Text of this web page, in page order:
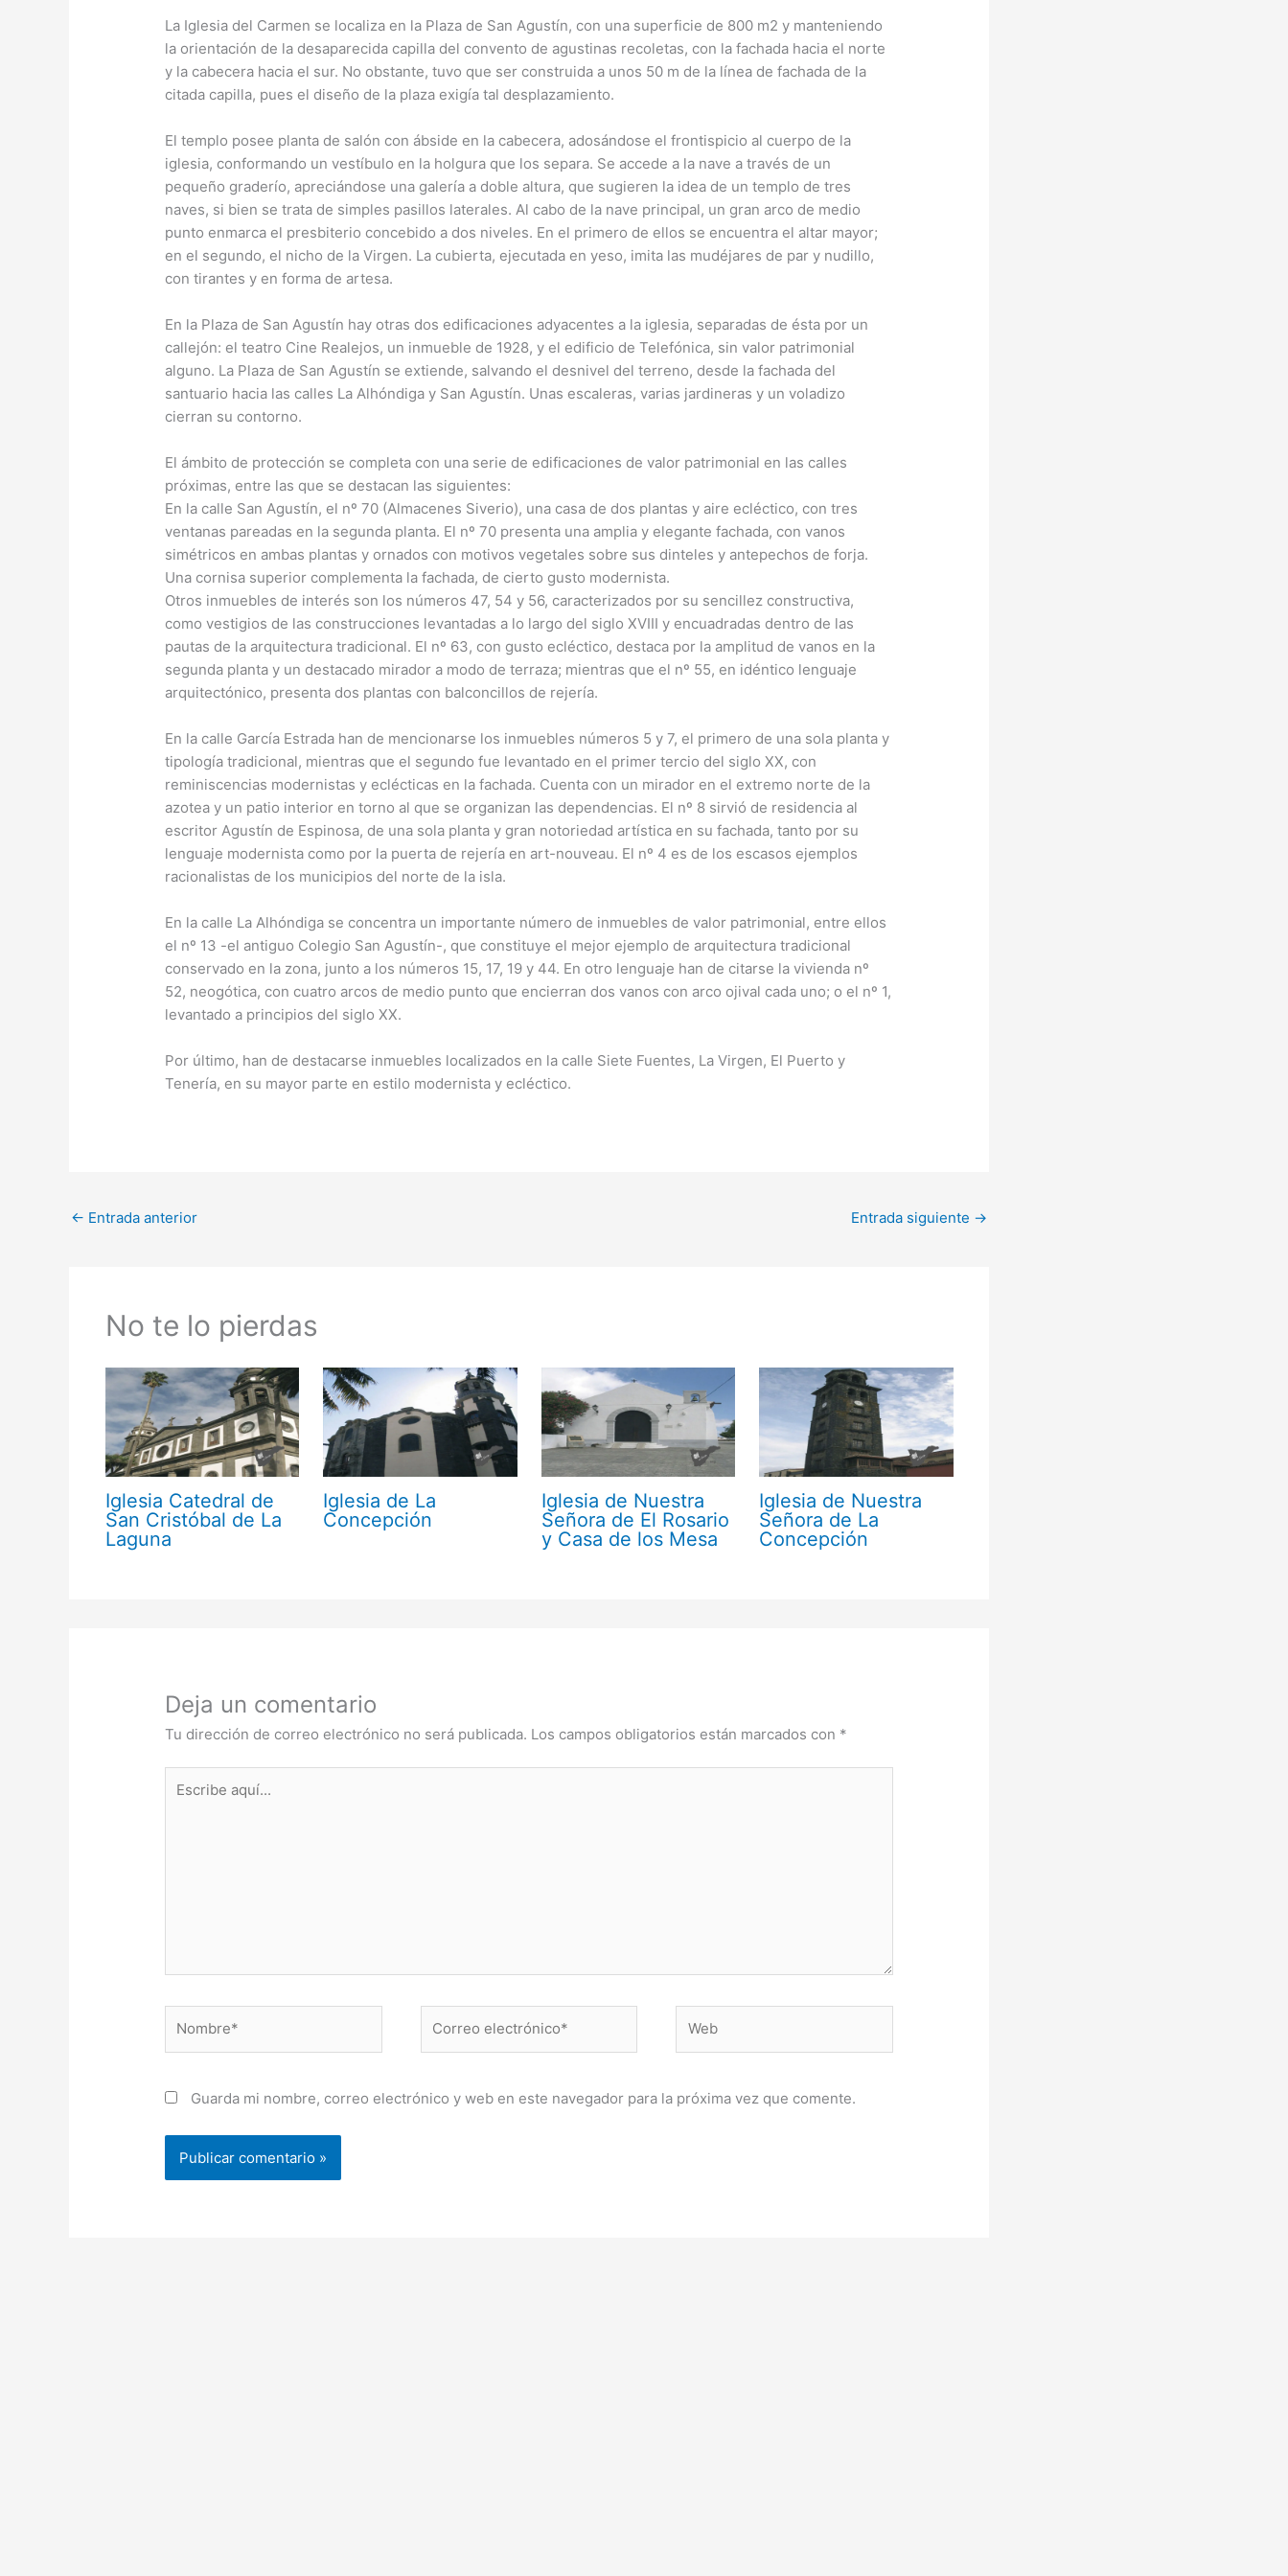
La Iglesia del Carmen se localiza en la Plaza de San Agustín, con una superficie de 800 m2 y manteniendo
la orientación de la desaparecida capilla del convento de agustinas recoletas, con la fachada hacia el norte
y la cabecera hacia el sur. No obstante, tuvo que ser construida a unos 50 m de la línea de fachada de la
citada capilla, pues el diseño de la plaza exigía tal desplazamiento.
El templo posee planta de salón con ábside en la cabecera, adosándose el frontispicio al cuerpo de la
iglesia, conformando un vestíbulo en la holgura que los separa. Se accede a la nave a través de un
pequeño graderío, apreciándose una galería a doble altura, que sugieren la idea de un templo de tres
naves, si bien se trata de simples pasillos laterales. Al cabo de la nave principal, un gran arco de medio
punto enmarca el presbiterio concebido a dos niveles. En el primero de ellos se encuentra el altar mayor;
en el segundo, el nicho de la Virgen. La cubierta, ejecutada en yeso, imita las mudéjares de par y nudillo,
con tirantes y en forma de artesa.
En la Plaza de San Agustín hay otras dos edificaciones adyacentes a la iglesia, separadas de ésta por un
callejón: el teatro Cine Realejos, un inmueble de 1928, y el edificio de Telefónica, sin valor patrimonial
alguno. La Plaza de San Agustín se extiende, salvando el desnivel del terreno, desde la fachada del
santuario hacia las calles La Alhóndiga y San Agustín. Unas escaleras, varias jardineras y un voladizo
cierran su contorno.
El ámbito de protección se completa con una serie de edificaciones de valor patrimonial en las calles
próximas, entre las que se destacan las siguientes:
En la calle San Agustín, el nº 70 (Almacenes Siverio), una casa de dos plantas y aire ecléctico, con tres
ventanas pareadas en la segunda planta. El nº 70 presenta una amplia y elegante fachada, con vanos
simétricos en ambas plantas y ornados con motivos vegetales sobre sus dinteles y antepechos de forja.
Una cornisa superior complementa la fachada, de cierto gusto modernista.
Otros inmuebles de interés son los números 47, 54 y 56, caracterizados por su sencillez constructiva,
como vestigios de las construcciones levantadas a lo largo del siglo XVIII y encuadradas dentro de las
pautas de la arquitectura tradicional. El nº 63, con gusto ecléctico, destaca por la amplitud de vanos en la
segunda planta y un destacado mirador a modo de terraza; mientras que el nº 55, en idéntico lenguaje
arquitectónico, presenta dos plantas con balconcillos de rejería.
En la calle García Estrada han de mencionarse los inmuebles números 5 y 7, el primero de una sola planta y
tipología tradicional, mientras que el segundo fue levantado en el primer tercio del siglo XX, con
reminiscencias modernistas y eclécticas en la fachada. Cuenta con un mirador en el extremo norte de la
azotea y un patio interior en torno al que se organizan las dependencias. El nº 8 sirvió de residencia al
escritor Agustín de Espinosa, de una sola planta y gran notoriedad artística en su fachada, tanto por su
lenguaje modernista como por la puerta de rejería en art-nouveau. El nº 4 es de los escasos ejemplos
racionalistas de los municipios del norte de la isla.
En la calle La Alhóndiga se concentra un importante número de inmuebles de valor patrimonial, entre ellos
el nº 13 -el antiguo Colegio San Agustín-, que constituye el mejor ejemplo de arquitectura tradicional
conservado en la zona, junto a los números 15, 17, 19 y 44. En otro lenguaje han de citarse la vivienda nº
52, neogótica, con cuatro arcos de medio punto que encierran dos vanos con arco ojival cada uno; o el nº 1,
levantado a principios del siglo XX.
Por último, han de destacarse inmuebles localizados en la calle Siete Fuentes, La Virgen, El Puerto y
Tenería, en su mayor parte en estilo modernista y ecléctico.
← Entrada anterior Entrada siguiente →
No te lo pierdas
Iglesia Catedral de
San Cristóbal de La
Laguna
Iglesia de La
Concepción
Iglesia de Nuestra
Señora de El Rosario
y Casa de los Mesa
Iglesia de Nuestra
Señora de La
Concepción
Deja un comentario
Tu dirección de correo electrónico no será publicada. Los campos obligatorios están marcados con *
aquí...
electrónico*
Guarda mi nombre, correo electrónico y web en este navegador para la próxima vez que comente.